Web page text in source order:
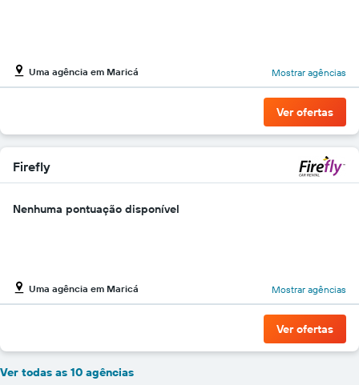
Uma agência em Maricá Mostrar agências
Ver ofertas
Firefly
Nenhuma pontuação disponível
Uma agência em Maricá Mostrar agências
Ver ofertas
Ver todas as 10 agências